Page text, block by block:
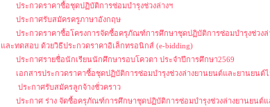
ประกวดราคาซื้อชุดปฏิบัติการซ่อมบำรุงช่วงล่างฯ
ประกาศรับสมัครครูภาษาอังกฤษ
ประกวดราคาซื้อโครงการจัดซื้อครุภัณฑ์การศึกษาชุดปฏิบัติการซ่อมบำรุงช่วง
และทดสอบ ด้วยวิธีประกวดราคาอิเล็กทรอนิกส์ (e-bidding)
ประกาศรายชื่อนักเรียนนักศึกษารอบโควตา ประจำปีการศึกษา2569
เอกสารประกวดราคาซื้อชุดปฏิบัติการซ่อมบำรุงช่วงล่างยานยนต์และยานยน
ประกาศรับสมัครลูกจ้างชั่วคราว
ประกาศ ร่าง จัดซื้อครุภัณฑ์การศึกษาชุดปฏิบัติการซ่อมบำรุงช่วงล่างยานยนต์